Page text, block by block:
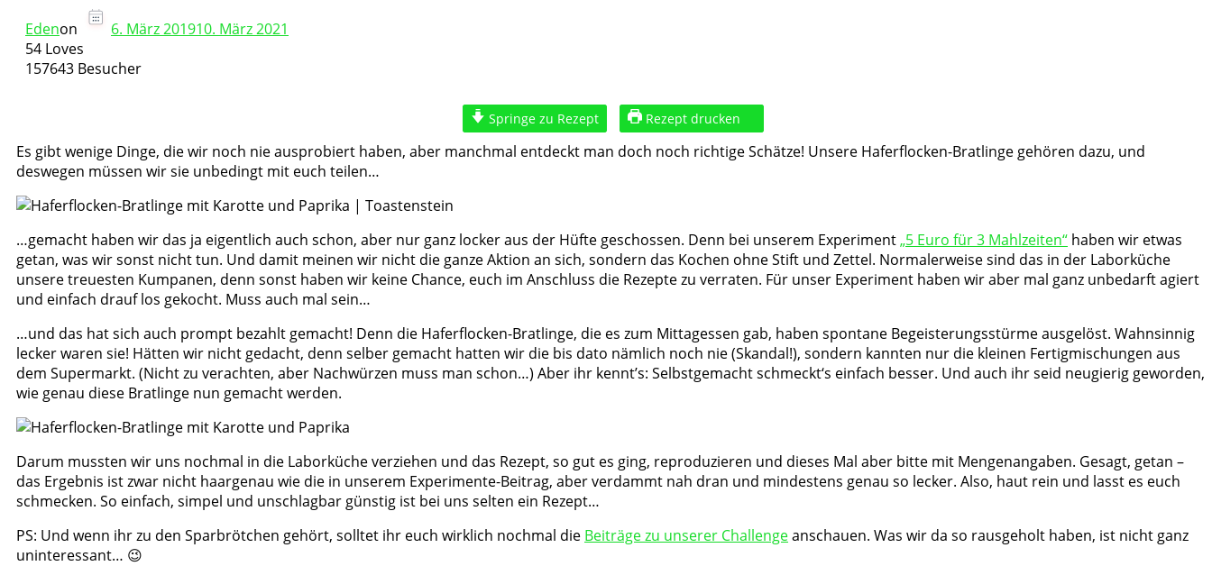
Edenon 6. März 201910. März 2021
54 Loves
157643 Besucher
Springe zu Rezept Rezept drucken
Es gibt wenige Dinge, die wir noch nie ausprobiert haben, aber manchmal entdeckt man doch noch richtige Schätze! Unsere Haferflocken-Bratlinge gehören dazu, und
deswegen müssen wir sie unbedingt mit euch teilen…
…gemacht haben wir das ja eigentlich auch schon, aber nur ganz locker aus der Hüfte geschossen. Denn bei unserem Experiment„5 Euro für 3 Mahlzeiten“ haben wir etwas
getan, was wir sonst nicht tun. Und damit meinen wir nicht die ganze Aktion an sich, sondern das Kochen ohne Stift und Zettel. Normalerweise sind das in der Laborküche
unsere treuesten Kumpanen, denn sonst haben wir keine Chance, euch im Anschluss die Rezepte zu verraten. Für unser Experiment haben wir aber mal ganz unbedarft agiert
und einfach drauf los gekocht. Muss auch mal sein…
…und das hat sich auch prompt bezahlt gemacht! Denn die Haferflocken-Bratlinge, die es zum Mittagessen gab, haben spontane Begeisterungsstürme ausgelöst. Wahnsinnig
lecker waren sie! Hätten wir nicht gedacht, denn selber gemacht hatten wir die bis dato nämlich noch nie (Skandal!), sondern kannten nur die kleinen Fertigmischungen aus
dem Supermarkt. (Nicht zu verachten, aber Nachwürzen muss man schon…) Aber ihr kennt’s: Selbstgemacht schmeckt‘s einfach besser. Und auch ihr seid neugierig geworden,
wie genau diese Bratlinge nun gemacht werden.
Darum mussten wir uns nochmal in die Laborküche verziehen und das Rezept, so gut es ging, reproduzieren und dieses Mal aber bitte mit Mengenangaben. Gesagt, getan –
das Ergebnis ist zwar nicht haargenau wie die in unserem Experimente-Beitrag, aber verdammt nah dran und mindestens genau so lecker. Also, haut rein und lasst es euch
schmecken. So einfach, simpel und unschlagbar günstig ist bei uns selten ein Rezept…
PS: Und wenn ihr zu den Sparbrötchen gehört, solltet ihr euch wirklich nochmal die Beiträge zu unserer Challengeanschauen. Was wir da so rausgeholt haben, ist nicht ganz
uninteressant… 😉